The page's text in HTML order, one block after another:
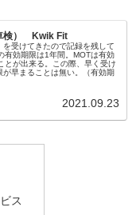
検） Kwik Fit
受けてきたので記録を残して
効期限は1年間。MOTは有効
とが出来る。この際、早く受け
早まることは無い。（有効期
2021.09.23
ス